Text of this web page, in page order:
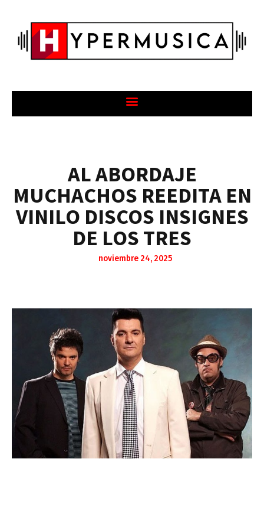
AL ABORDAJE
MUCHACHOS REEDITA EN
VINILO DISCOS INSIGNES
DE LOS TRES
noviembre 24, 2025